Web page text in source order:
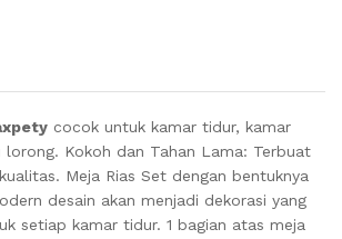
cocok untuk kamar tidur, kamar
Kokoh dan Tahan Lama: Terbuat
Meja Rias Set dengan bentuknya
desain akan menjadi dekorasi yang
setiap kamar tidur. 1 bagian atas meja